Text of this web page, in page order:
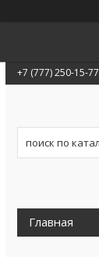
+7 (777) 250-15-77
Главная